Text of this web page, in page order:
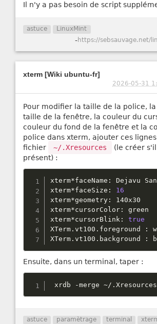
Il n'y a pas besoin de script
astuce LinuxMint
-https://sebsauvage.net/
xterm [Wiki ubuntu-fr]
2026-05-31
Pour modifier la taille de la police,
taille de la fenêtre, la couleur du
couleur du fond de la fenêtre et la
police dans xterm, ajouter ces
fichier
~/.Xresources
(le créer
présent) :
xterm*faceName :
Dejavu
xterm*faceSize :
16
xterm*geometry :
140x30
xterm*cursorColor :
green
xterm*cursorBlink :
true
XTerm .vt100 . foreground :
XTerm .vt100 . background :
Ensuite, dans un terminal, taper :
xrdb -merge ~/ .Xresources
astuce paramètrage terminal